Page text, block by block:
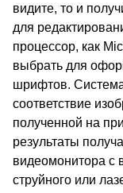
видите, то и
для
процессор, как
выбрать для
шрифтов.
соответствие
полученной на
результаты
видеомонитора с
струйного или